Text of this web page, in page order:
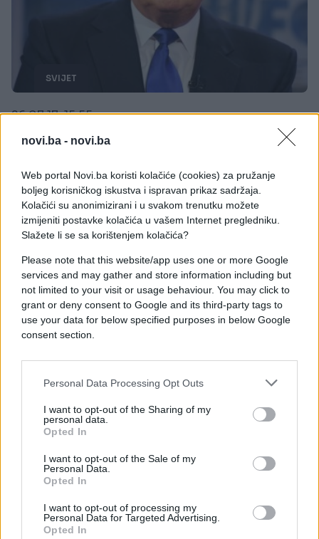
novi.ba - novi.ba
Web portal Novi.ba koristi kolačiće (cookies) za pružanje
boljeg korisničkog iskustva i ispravan prikaz sadržaja.
Kolačići su anonimizirani i u svakom trenutku možete
izmijeniti postavke kolačića u vašem Internet pregledniku.
Slažete li se sa korištenjem kolačića?
Please note that this website/app uses one or more Google
services and may gather and store information including but
not limited to your visit or usage behaviour. You may click to
grant or deny consent to Google and its third-party tags to
use your data for below specified purposes in below Google
consent section.
Personal Data Processing Opt Outs
I want to opt-out of the Sharing of my
personal data.
Opted In
I want to opt-out of the Sale of my
Personal Data.
Opted In
I want to opt-out of processing my
Personal Data for Targeted Advertising.
Opted In
SVIJET
26.07.17. 15:55
Trump donio odluku: SAD neće primati transrodne
Saznaj više
SVIJET
25.07.17. 22:43
Jordan objavio snimku ubojstva trojice američkih
vojnika
Saznaj više